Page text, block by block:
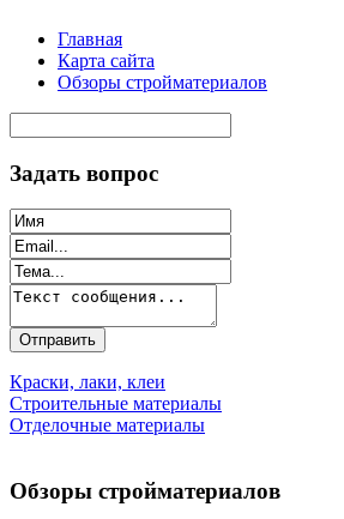
Главная
Карта сайта
Обзоры стройматериалов
Задать вопрос
Краски, лаки, клеи
Строительные материалы
Отделочные материалы
Обзоры стройматериалов